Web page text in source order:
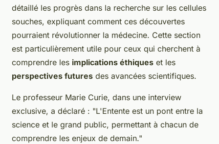
détaillé les progrès dans la recherche sur les cellules
souches, expliquant comment ces découvertes
pourraient révolutionner la médecine. Cette section
est particulièrement utile pour ceux qui cherchent à
comprendre les implications éthiques et les
perspectives futures des avancées scientifiques.
Le professeur Marie Curie, dans une interview
exclusive, a déclaré : "L'Entente est un pont entre la
science et le grand public, permettant à chacun de
comprendre les enjeux de demain."